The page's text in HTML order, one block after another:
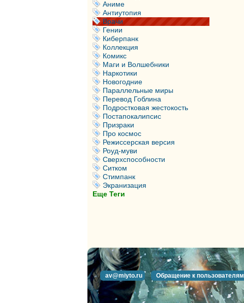
Аниме
Антиутопия
Врачи
Гении
Киберпанк
Коллекция
Комикс
Маги и Волшебники
Наркотики
Новогодние
Параллельные миры
Перевод Гоблина
Подростковая жестокость
Постапокалипсис
Призраки
Про космос
Режиссерская версия
Роуд-муви
Сверхспособности
Ситком
Стимпанк
Экранизация
Еще Теги
av@miyto.ru Обращение к пользователям